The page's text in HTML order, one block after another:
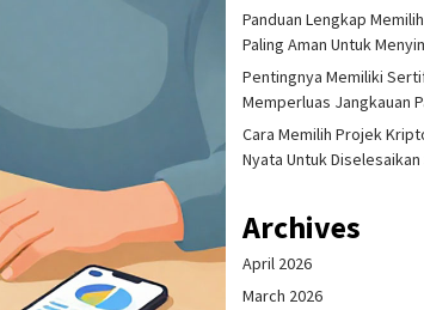
Panduan Lengkap
Paling Aman Untuk
Pentingnya Memiliki
Memperluas Jangkauan
Cara Memilih Projek
Nyata Untuk
Archives
April 2026
March 2026